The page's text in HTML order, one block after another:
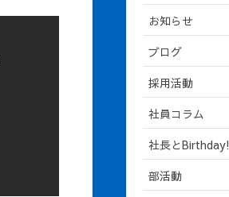
お知らせ
ブログ
採用活動
社員コラム
社長とBirthday!
部活動